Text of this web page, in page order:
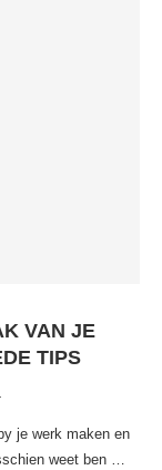
VAN JE
TIPS
je werk maken en
weet ben …